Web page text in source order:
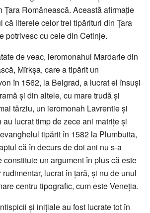
Țara Românească. Această afirmație
că literele celor trei tipărituri din Țara
potrivesc cu cele din Cetinje.
de veac, ieromonahul Mardarie din
Mîrkșa, care a tipărit un
în 1562, la Belgrad, a lucrat el însuși
și din altele, cu mare trudă și
târziu, un ieromonah Lavrentie și
lucrat timp de zece ani matrițe și
tipărit în 1582 la Plumbuita,
că în decurs de doi ani nu s-a
constituie un argument în plus că este
lucrat în țară, și nu de unul
centru tipografic, cum este Veneția.
și inițiale au fost lucrate tot în